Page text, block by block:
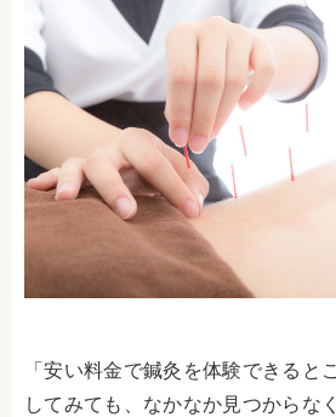
おでかけ
生活
「安い料金で鍼灸を体験できると
してみても、なかなか見つからな